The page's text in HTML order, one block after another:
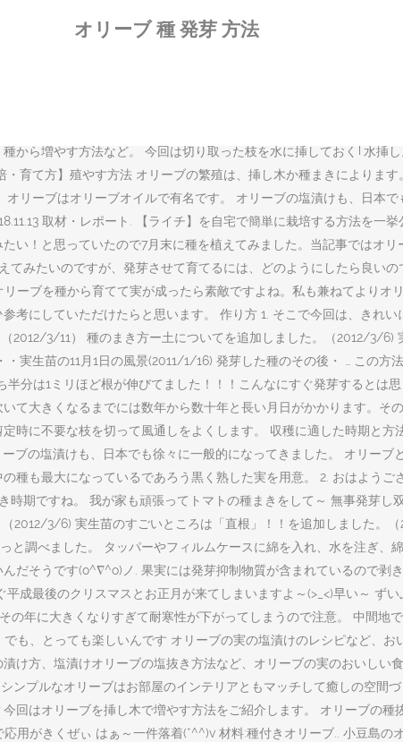
オリーブ 種 発芽 方法
ば種ありのオリーブを美味しく食べられるということですが、使
から増やす方法など。 今回は切り取った枝を水に挿しておく｢水挿
育て方】殖やす方法 オリーブの繁殖は、挿し木か種まきによりま
リーブはオリーブオイルで有名です。 オリーブの塩漬けも、日本
取材・レポート. 【ライチ】を自宅で簡単に栽培する方法を一
い！と思っていたので7月末に種を植えてみました。当記事ではオ
みたいのですが、発芽させて育てるには、どのようにしたら良い
ーブを種から育てて実が成ったら素敵ですよね。私も兼ねてよりオ
考にしていただけたらと思います。 作り方 1. そこで今回は、きれ
2012/3/11） 種のまき方ー土についてを追加しました。（2012/3/6)
実生苗の11月1日の風景(2011/1/16) 発芽した種のその後・ … この方
分は1ミリほど根が伸びてました！！！こんなにすぐ発芽するとは
て大きくなるまでには数年から数十年と長い月日がかかります。そ
時に不要な枝を切って風通しをよくします。 収穫に適した時期と方
ブの塩漬けも、日本でも徐々に一般的になってきました。 オリー
種も最大になっているであろう黒く熟した実を用意。 2. おはよう
期ですね。 我が家も頑張ってトマトの種まきをして～ 無事発芽
2012/3/6) 実生苗のすごいところは「直根」！！を追加しました。
と調べました。 タッパーやフィルムケースに綿を入れ、水を注ぎ、
だそうです(o^∇^o)ノ. 果実には発芽抑制物質が含まれているので剥
成最後のクリスマスとお正月が来てしまいますよ～(>_<)早い～ ず
年に大きくなりすぎて耐寒性が下がってしまうので注意。 中間地
も、とっても楽しいんです オリーブの実の塩漬けのレシピなど、
け方、塩漬けオリーブの塩抜き方法など、オリーブの実のおいしい
ンプルなオリーブはお部屋のインテリアともマッチして癒しの空間
回はオリーブを挿し木で増やす方法をご紹介します。 オリーブの
用がきくぜぃ はぁ～一件落着(*^^)v 材料:種付きオリーブ.. 小豆島の